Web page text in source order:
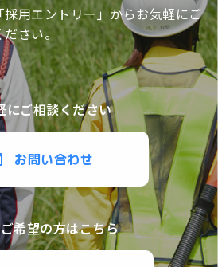
用エントリー」からお気軽にご
さい。
にご相談ください
お問い合わせ
希望の方はこちら